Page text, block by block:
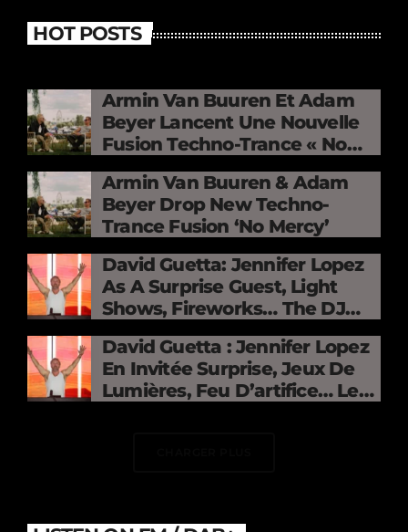
HOT POSTS
Armin Van Buuren Et Adam
Beyer Lancent Une Nouvelle
Fusion Techno-Trance « No
Armin Van Buuren & Adam
Beyer Drop New Techno-
Trance Fusion ‘No Mercy’
David Guetta: Jennifer Lopez
As A Surprise Guest, Light
Shows, Fireworks… The DJ
France
David Guetta : Jennifer Lopez
En Invitée Surprise, Jeux De
Lumières, Feu D’artifice… Le